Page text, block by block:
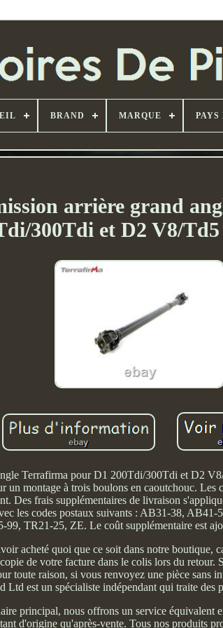
BRAND MARQUE
arrière grand
300Tdi et D2 V8/
Terrafirma pour D1 200Tdi/300Tdi et D2
un montage à trois boulons en caoutchouc. Les
Des frais supplémentaires de livraison
les codes postaux suivants : AB31-38,
TR21-25, ZE. Le coût supplémentaire est
acheté quoi que ce soit dans notre boutique,
de votre facture dans le colis lors du retour.
toute raison, si vous renvoyez une pièce sans
Ltd est un spécialiste indépendant qui traite des
principal, nous offrons un service équivalent
d'origine qu'après-vente. Tous nos produits